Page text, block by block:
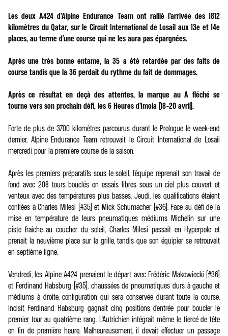
Les deux A424 d’Alpine Endurance Team ont rallié l’arrivée des 1812
kilomètres du Qatar, sur le Circuit International de Losail aux 13e et 14e
places, au terme d’une course qui ne les aura pas épargnées.
Après une très bonne entame, la 35 a été retardée par des faits de
course tandis que la 36 perdait du rythme du fait de dommages.
Après ce résultat en deçà des attentes, la marque au A fléché se
tourne vers son prochain défi, les 6 Heures d’Imola (18-20 avril).
Forte de plus de 3700 kilomètres parcourus durant le Prologue le week-end
dernier, Alpine Endurance Team retrouvait le Circuit International de Losail
mercredi pour la première course de la saison.
Après les premiers préparatifs sous le soleil, l’équipe reprenait son travail de
fond avec 208 tours bouclés en essais libres sous un ciel plus couvert et
venteux avec des températures plus basses. Jeudi, les qualifications étaient
confiées à Charles Milesi (#35) et Mick Schumacher (#36). Face au défi de la
mise en température de leurs pneumatiques médiums Michelin sur une
piste fraiche au coucher du soleil, Charles Milesi passait en Hyperpole et
prenait la neuvième place sur la grille, tandis que son équipier se retrouvait
en septième ligne.
Vendredi, les Alpine A424 prenaient le départ avec Frédéric Makowiecki (#36)
et Ferdinand Habsburg (#35), chaussées de pneumatiques durs à gauche et
médiums à droite, configuration qui sera conservée durant toute la course.
Incisif, Ferdinand Habsburg gagnait cinq positions d'entrée pour boucler le
premier tour au quatrième rang. L'Autrichien intégrait même le tiercé de tête
en fin de première heure. Malheureusement, il devait effectuer un passage